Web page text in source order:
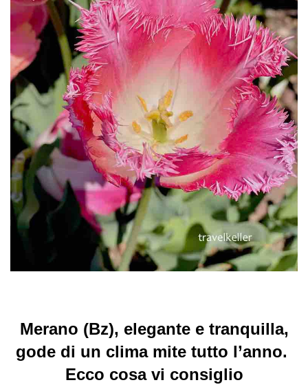
Merano (Bz), elegante e tranquilla,
gode di un clima mite tutto l’anno.
Ecco cosa vi consiglio